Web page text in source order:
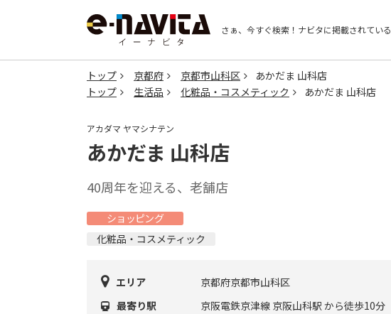
さぁ、今すぐ検索！ ナビタに掲載されている
トップ 京都府 京都市山科区
あかだま 山科店
トップ
生活品 化粧品・コスメティック あかだま 山科店
アカダマ ヤマシナテン
あかだま 山科店
40周年を迎える、老舗店
ショッピング
化粧品・コスメティック
エリア
京都府京都市山科区
最寄り駅
京阪電鉄京津線 京阪山科駅 から徒歩10分